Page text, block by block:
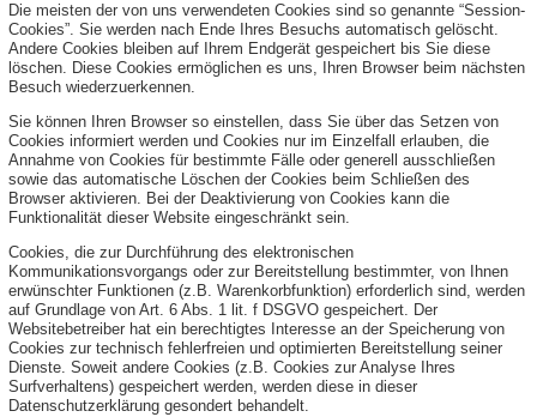
Die meisten der von uns verwendeten Cookies sind so genannte “Session-
Cookies”. Sie werden nach Ende Ihres Besuchs automatisch gelöscht.
Andere Cookies bleiben auf Ihrem Endgerät gespeichert bis Sie diese
löschen. Diese Cookies ermöglichen es uns, Ihren Browser beim nächsten
Besuch wiederzuerkennen.
Sie können Ihren Browser so einstellen, dass Sie über das Setzen von
Cookies informiert werden und Cookies nur im Einzelfall erlauben, die
Annahme von Cookies für bestimmte Fälle oder generell ausschließen
sowie das automatische Löschen der Cookies beim Schließen des
Browser aktivieren. Bei der Deaktivierung von Cookies kann die
Funktionalität dieser Website eingeschränkt sein.
Cookies, die zur Durchführung des elektronischen
Kommunikationsvorgangs oder zur Bereitstellung bestimmter, von Ihnen
erwünschter Funktionen (z.B. Warenkorbfunktion) erforderlich sind, werden
auf Grundlage von Art. 6 Abs. 1 lit. f DSGVO gespeichert. Der
Websitebetreiber hat ein berechtigtes Interesse an der Speicherung von
Cookies zur technisch fehlerfreien und optimierten Bereitstellung seiner
Dienste. Soweit andere Cookies (z.B. Cookies zur Analyse Ihres
Surfverhaltens) gespeichert werden, werden diese in dieser
Datenschutzerklärung gesondert behandelt.